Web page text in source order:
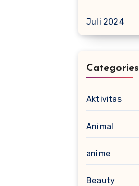
Juli 2024
Categories
Aktivitas
Animal
anime
Beauty